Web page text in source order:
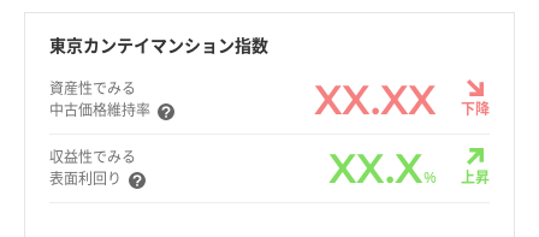
東京カンテイマンション指数
資産性でみる
中古価格維持率
XX.XX 下降
収益性でみる
表面利回り
XX.X% 上昇